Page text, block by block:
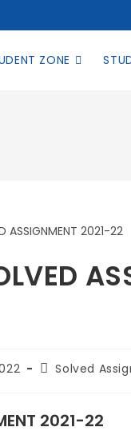
ZONE
Solved
2021-22